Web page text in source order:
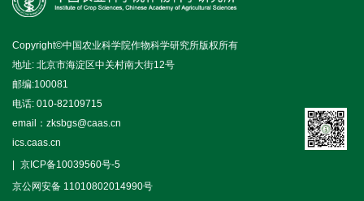
Copyright©中国农业科学院作物科学研究所版权所有
地址: 北京市海淀区中关村南大街12号
邮编:100081
电话: 010-82109715
email：zksbgs@caas.cn
ics.caas.cn
京ICP备10039560号-5
京公网安备 11010802014990号